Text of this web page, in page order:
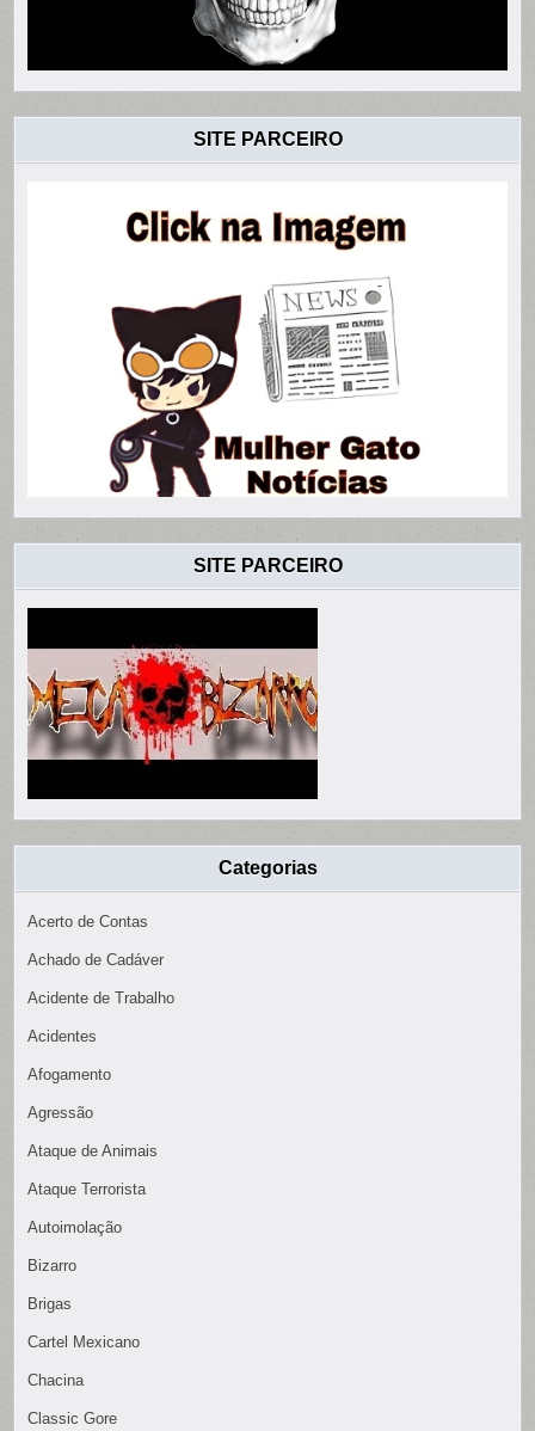
SITE PARCEIRO
SITE PARCEIRO
Categorias
Acerto de Contas
Achado de Cadáver
Acidente de Trabalho
Acidentes
Afogamento
Agressão
Ataque de Animais
Ataque Terrorista
Autoimolação
Bizarro
Brigas
Cartel Mexicano
Chacina
Classic Gore